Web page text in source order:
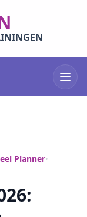
Planner•